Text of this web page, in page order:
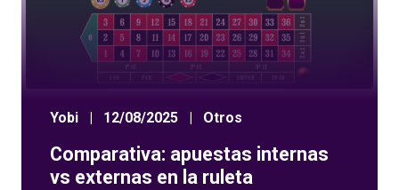
Yobi 12/08/2025 Otros
Comparativa: apuestas internas
vs externas en la ruleta